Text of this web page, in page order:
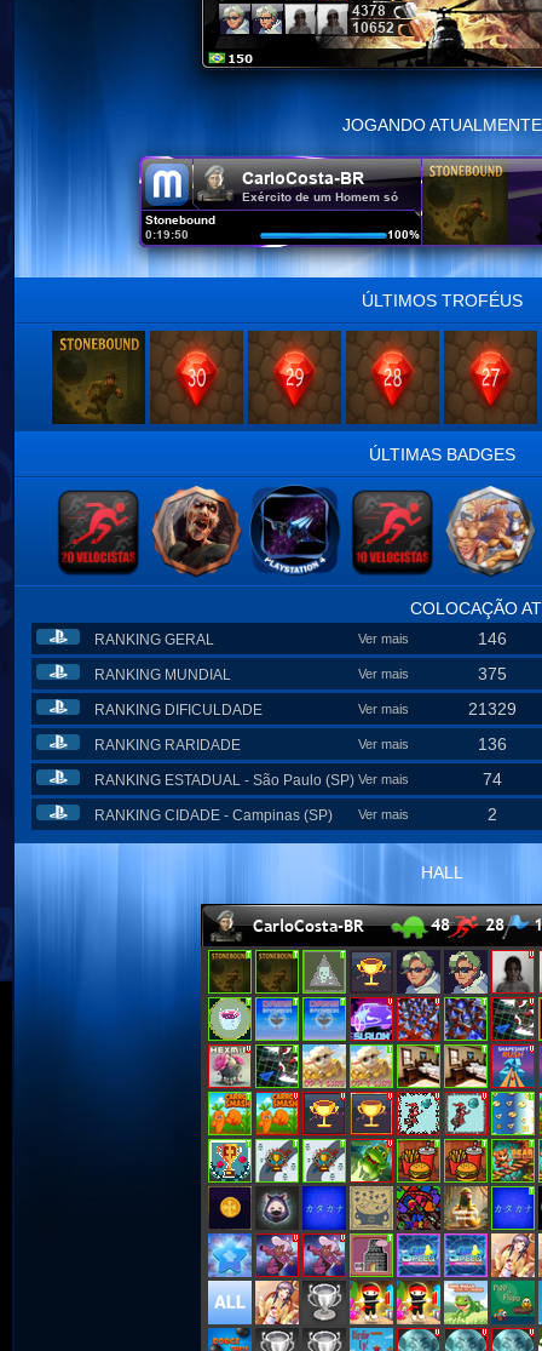
JOGANDO ATUALMENTE
ÚLTIMOS TROFÉUS
ÚLTIMAS BADGES
COLOCAÇÃO
RANKING GERAL Ver mais 146
RANKING MUNDIAL Ver mais 375
RANKING DIFICULDADE Ver mais 21329
RANKING RARIDADE Ver mais 136
RANKING ESTADUAL - São Paulo (SP) Ver mais 74
RANKING CIDADE - Campinas (SP) Ver mais 2
HALL